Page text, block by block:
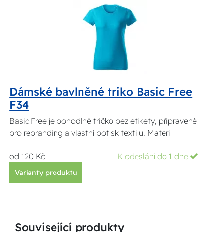
Dámské bavlněné triko Basic Free
F34
Basic Free je pohodlné tričko bez etikety, připravené
pro rebranding a vlastní potisk textilu. Materi
od 120 Kč K odeslání do 1 dne
Varianty produktu
Související produkty